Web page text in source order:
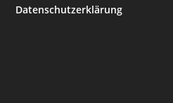
Datenschutzerklärung